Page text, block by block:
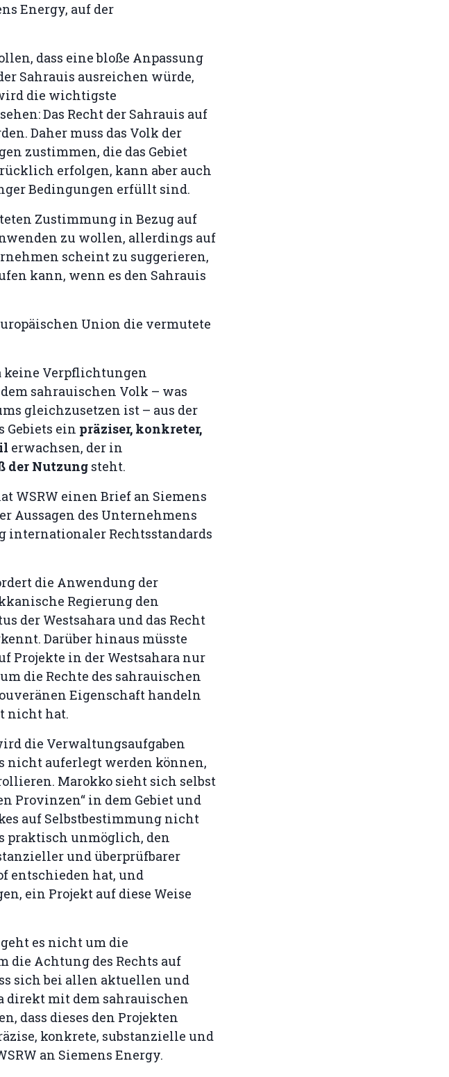
Energy, auf der
dass eine bloße Anpassung
Sahrauis ausreichen würde,
die wichtigste
Das Recht der Sahrauis auf
Daher muss das Volk der
zustimmen, die das Gebiet
erfolgen, kann aber auch
Bedingungen erfüllt sind.
Zustimmung in Bezug auf
zu wollen, allerdings auf
scheint zu suggerieren,
kann, wenn es den Sahrauis
Union die vermutete
keine Verpflichtungen
sahrauischen Volk – was
gleichzusetzen ist – aus der
Gebiets ein präziser, konkreter,
erwachsen, der in
der Nutzung steht.
WSRW einen Brief an Siemens
Aussagen des Unternehmens
internationaler Rechtsstandards
die Anwendung der
Regierung den
der Westsahara und das Recht
Darüber hinaus müsste
Projekte in der Westsahara nur
die Rechte des sahrauischen
Eigenschaft handeln
nicht hat.
die Verwaltungsaufgaben
nicht auferlegt werden können,
Marokko sieht sich selbst
Provinzen“ in dem Gebiet und
auf Selbstbestimmung nicht
praktisch unmöglich, den
und überprüfbarer
entschieden hat, und
ein Projekt auf diese Weise
geht es nicht um die
die Achtung des Rechts auf
sich bei allen aktuellen und
direkt mit dem sahrauischen
dass dieses den Projekten
konkrete, substanzielle und
an Siemens Energy.